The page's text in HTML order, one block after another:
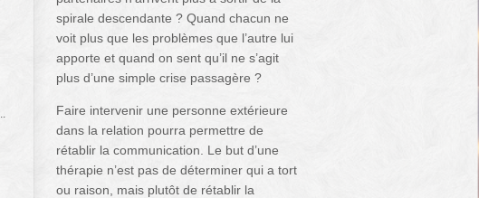
spirale descendante ? Quand chacun ne
voit plus que les problèmes que l’autre lui
apporte et quand on sent qu’il ne s’agit
plus d’une simple crise passagère ?
Faire intervenir une personne extérieure
dans la relation pourra permettre de
rétablir la communication. Le but d’une
thérapie n’est pas de déterminer qui a tort
ou raison, mais plutôt de rétablir la